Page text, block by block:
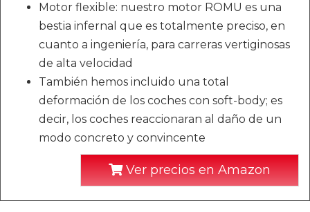
Motor flexible: nuestro motor ROMU es una
bestia infernal que es totalmente preciso, en
cuanto a ingeniería, para carreras vertiginosas
de alta velocidad
También hemos incluido una total
deformación de los coches con soft-body; es
decir, los coches reaccionaran al daño de un
modo concreto y convincente
Ver precios en Amazon